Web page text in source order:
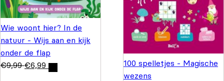
Wie woont hier? In de
natuur - Wijs aan en kijk
onder de flap
€9,99 €6,99
100 spelletjes - Magische
wezens